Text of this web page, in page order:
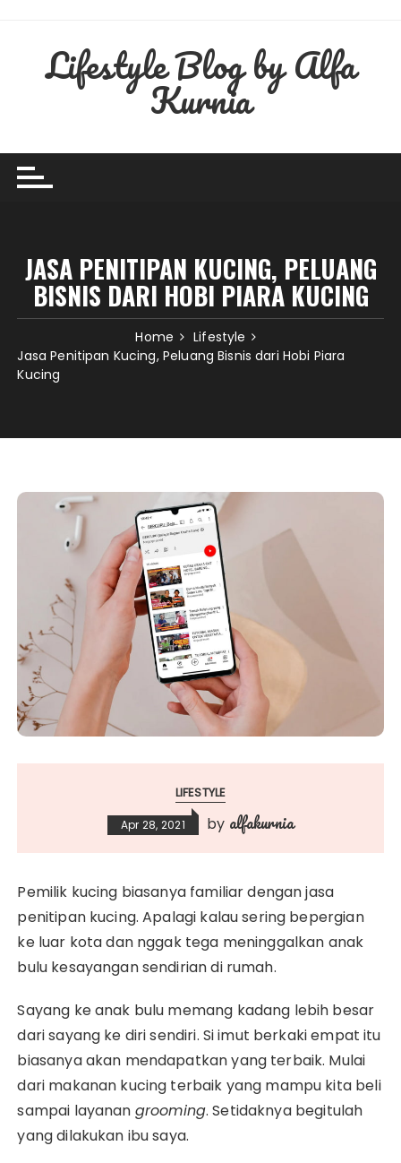
contentLifestyle Blog by Alfa
Kurnia
JASA PENITIPAN KUCING, PELUANG
BISNIS DARI HOBI PIARA KUCING
Home
Lifestyle
Jasa Penitipan Kucing, Peluang Bisnis dari Hobi Piara
Kucing
LIFESTYLE
Apr 28, 2021 by alfakurnia
Pemilik kucing biasanya familiar dengan jasa
penitipan kucing. Apalagi kalau sering bepergian
ke luar kota dan nggak tega meninggalkan anak
bulu kesayangan sendirian di rumah.
Sayang ke anak bulu memang kadang lebih besar
dari sayang ke diri sendiri. Si imut berkaki empat itu
biasanya akan mendapatkan yang terbaik. Mulai
dari makanan kucing terbaik yang mampu kita beli
sampai layanan grooming. Setidaknya begitulah
yang dilakukan ibu saya.